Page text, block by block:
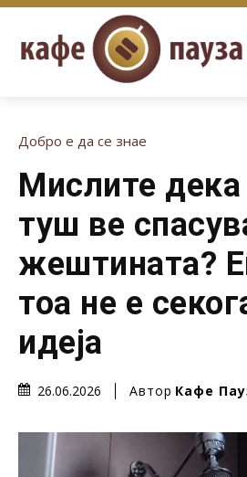
Добро е да се знае
Мислите
туш ве
жештината?
тоа не е
идеја
26.06.2026 Автор Кафе